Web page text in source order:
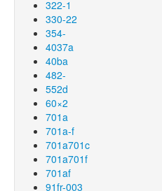
322-1
330-22
354-
4037a
40ba
482-
552d
60×2
701a
701a-f
701a701c
701a701f
701af
91fr-003